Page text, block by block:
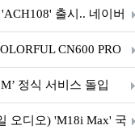
출시.. 네이버
CN600 PRO
정식 서비스 돌입
오디오) 'M18i Max' 국